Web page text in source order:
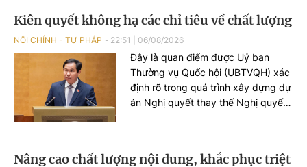
phóng mặt bằng trên toàn bộ quy
mô mặt cắt ngang Vành đai 5. Tổng
diện tích đất chiếm dụng sơ bộ
khoảng 4.011 ha.
Kiên quyết không hạ các chỉ tiêu về chất lượng
NỘI CHÍNH - TƯ PHÁP 22:51 06/08/2026
Đây là quan điểm được Uỷ ban
Thường vụ Quốc hội (UBTVQH) xác
định rõ trong quá trình xây dựng dự
án Nghị quyết thay thế Nghị quyết
sát nhân dân, Tòa án nhân dân và
Nâng cao chất lượng nội dung, khắc phục triệt